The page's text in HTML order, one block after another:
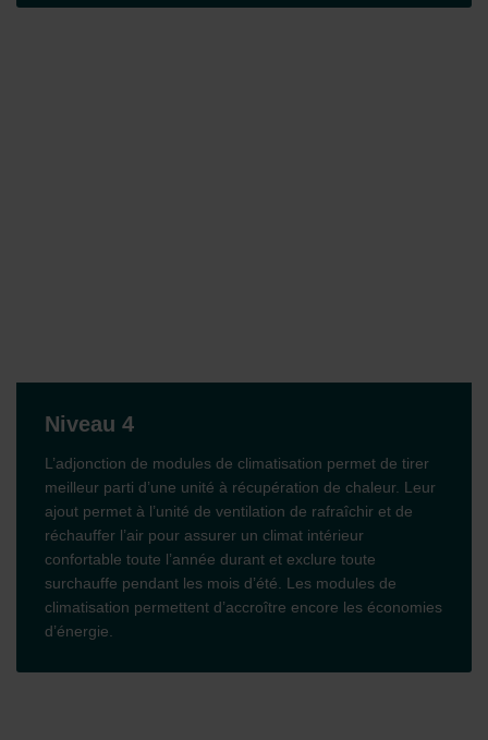
Niveau 4
L’adjonction de modules de climatisation permet de tirer
meilleur parti d’une unité à récupération de chaleur. Leur
ajout permet à l’unité de ventilation de rafraîchir et de
réchauffer l’air pour assurer un climat intérieur
confortable toute l’année durant et exclure toute
surchauffe pendant les mois d’été. Les modules de
climatisation permettent d’accroître encore les économies
d’énergie.